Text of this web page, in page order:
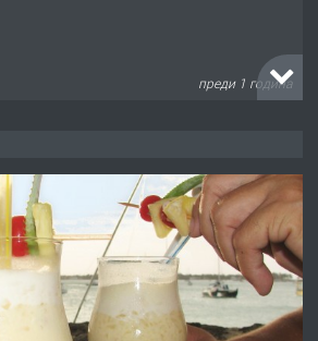
преди 1 година
преди 2 години
УДЪЛЖАВАНЕ НА ЧОВЕШКИЯТ
ЖИВОТ И ПОДОБРЯВАНЕ НА
НЕГОВОТО КАЧЕСТВО